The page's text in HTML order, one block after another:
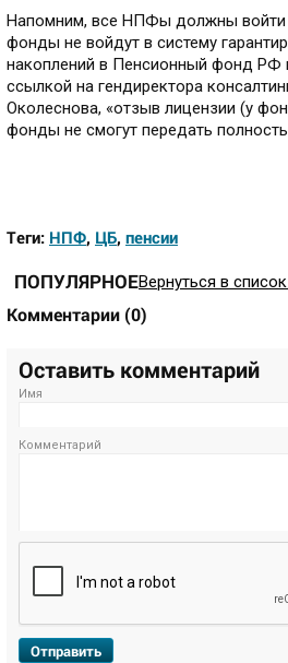
Напомним, все НПФы должны войти
фонды не войдут в систему
накоплений в Пенсионный фонд РФ
ссылкой на гендиректора
Околеснова, «отзыв лицензии (у
фонды не смогут передать
Теги: НПФ, ЦБ, пенсии
ПОПУЛЯРНОЕВернуться в
Комментарии (0)
Оставить комментарий
Имя
Комментарий
Отправить